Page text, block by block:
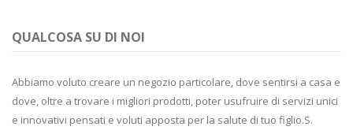
QUALCOSA SU DI NOI
Abbiamo voluto creare un negozio particolare, dove sentirsi a casa e
dove, oltre a trovare i migliori prodotti, poter usufruire di servizi unici
e innovativi pensati e voluti apposta per la salute di tuo figlio.S.